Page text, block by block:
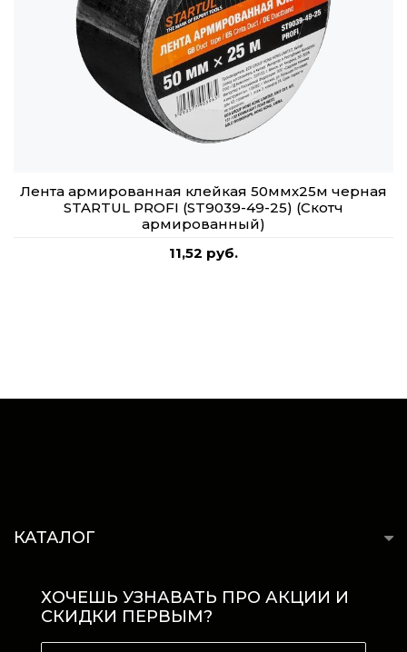
Лента армированная клейкая 50ммх25м черная
STARTUL PROFI (ST9039-49-25) (Скотч
армированный)
11,52 руб.
КАТАЛОГ
ХОЧЕШЬ УЗНАВАТЬ ПРО АКЦИИ И
СКИДКИ ПЕРВЫМ?